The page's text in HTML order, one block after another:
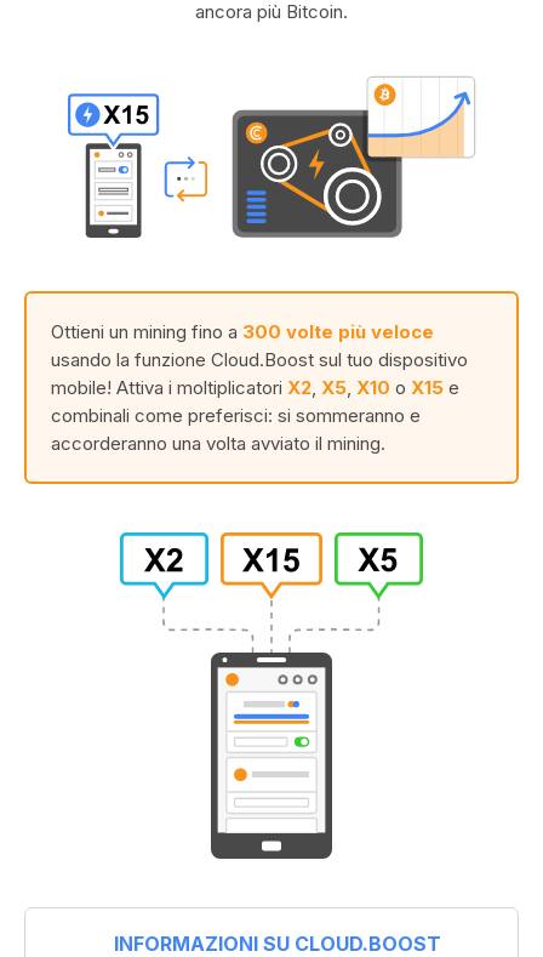
ancora più Bitcoin.
Ottieni un mining fino a 300 volte più veloce
usando la funzione Cloud.Boost sul tuo dispositivo
mobile! Attiva i moltiplicatori X2 X5 X10 o X15 e
combinali come preferisci: si sommeranno e
accorderanno una volta avviato il mining.
INFORMAZIONI SU CLOUD.BOOST